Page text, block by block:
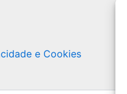
e Cookies